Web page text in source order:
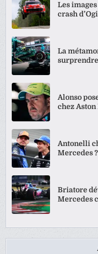
Les
crash
La
surprendre
Alonso
chez
Antonelli
Mercedes
Briatore
Mercedes